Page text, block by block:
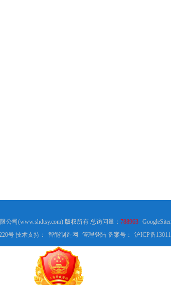
公司(www.shdtsy.com) 版权所有 总访问量： 788963
号 技术支持：
智能制造网 管理登陆备案号： 沪ICP备